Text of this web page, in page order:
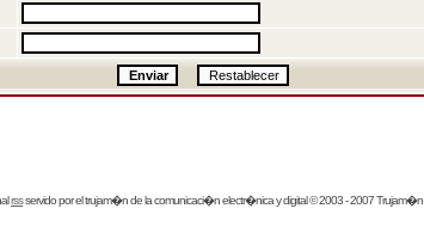
rssservido por eltrujam�nde la comunicaci�n electr�nica y digital © 2003 - 2007 Trujam�n